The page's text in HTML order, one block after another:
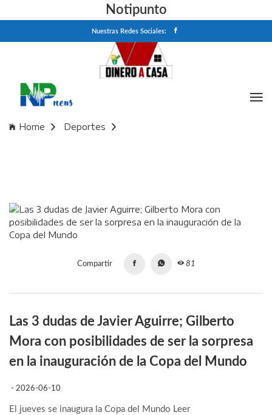
Notipunto
Nuestras Redes Sociales:
Home
Deportes
Compartir 81
Las 3 dudas de Javier Aguirre; Gilberto
Mora con posibilidades de ser la sorpresa
en la inauguración de la Copa del Mundo
- 2026-06-10
El jueves se inaugura la Copa del Mundo Leer